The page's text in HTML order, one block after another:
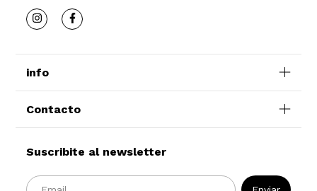
info
Contacto
Suscribite al newsletter